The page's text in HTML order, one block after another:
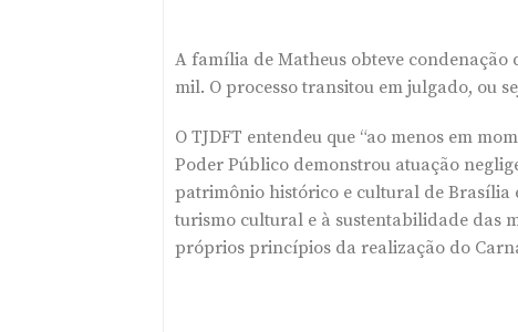
A família de Matheus obteve condenação
mil. O processo transitou em julgado, ou
O TJDFT entendeu que “ao menos em
Poder Público demonstrou atuação
patrimônio histórico e cultural de Brasília
turismo cultural e à sustentabilidade das
próprios princípios da realização do